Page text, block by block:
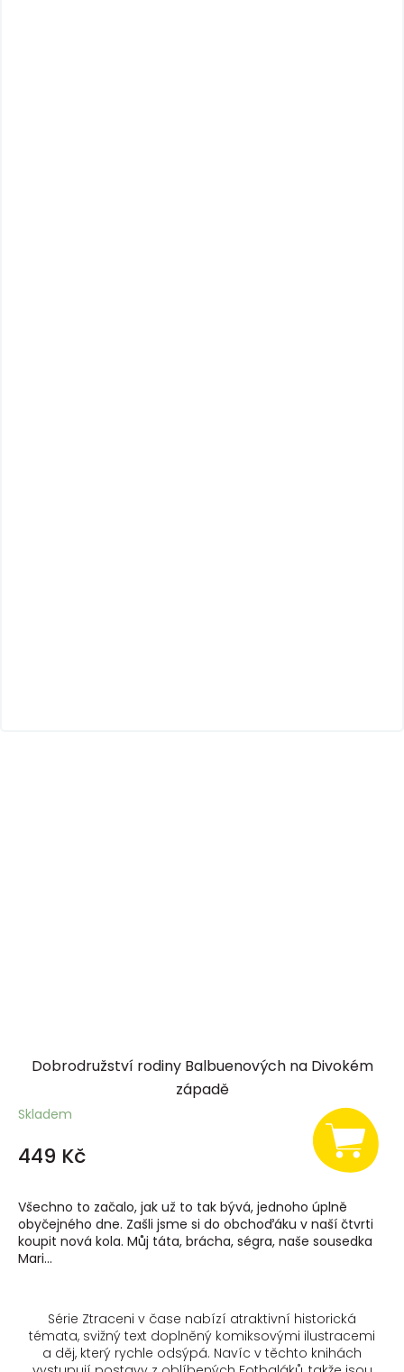
Dobrodružství rodiny Balbuenových na Divokém
západě
Skladem
449 Kč
Všechno to začalo, jak už to tak bývá, jednoho úplně
obyčejného dne. Zašli jsme si do obchoďáku v naší čtvrti
koupit nová kola. Můj táta, brácha, ségra, naše sousedka
Mari...
Série Ztraceni v čase nabízí atraktivní historická
témata, svižný text doplněný komiksovými ilustracemi
a děj, který rychle odsýpá. Navíc v těchto knihách